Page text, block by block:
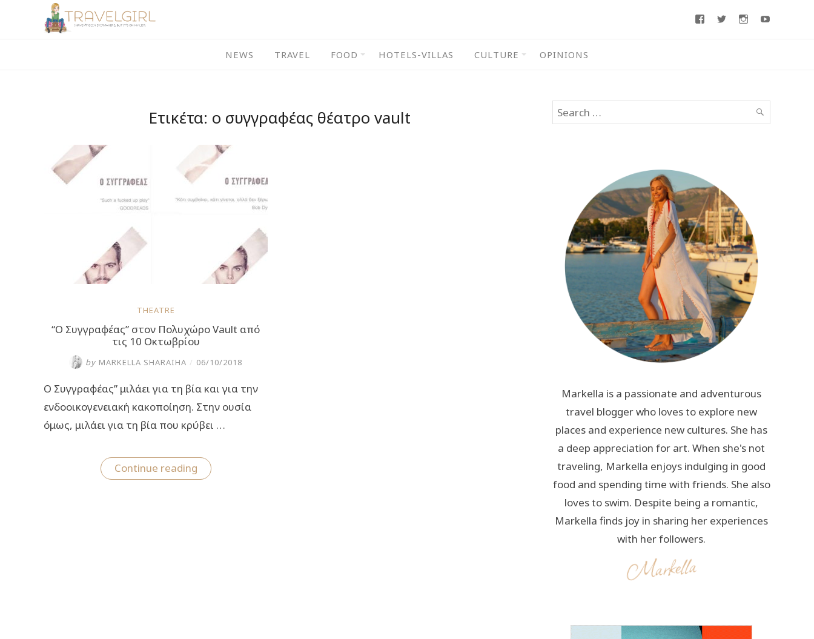
FacebookTwitterInstagram
NEWS TRAVEL FOOD HOTELS-VILLAS CULTURE OPINIONS
Ετικέτα: ο συγγραφέας θέατρο vault
THEATRE
“Ο Συγγραφέας” στον Πολυχώρο Vault από
τις 10 Οκτωβρίου
by MARKELLA SHARAIHA / 06/10/2018
Ο Συγγραφέας” μιλάει για τη βία και για την
ενδοοικογενειακή κακοποίηση. Στην ουσία
όμως, μιλάει για τη βία που κρύβει …
Continue reading““Ο
Συγγραφέας”
Search
for:
SEARCH
Markella is a passionate and adventurous
travel blogger who loves to explore new
places and experience new cultures. She has
a deep appreciation for art. When she's not
traveling, Markella enjoys indulging in good
food and spending time with friends. She also
loves to swim. Despite being a romantic,
Markella finds joy in sharing her experiences
with her followers.